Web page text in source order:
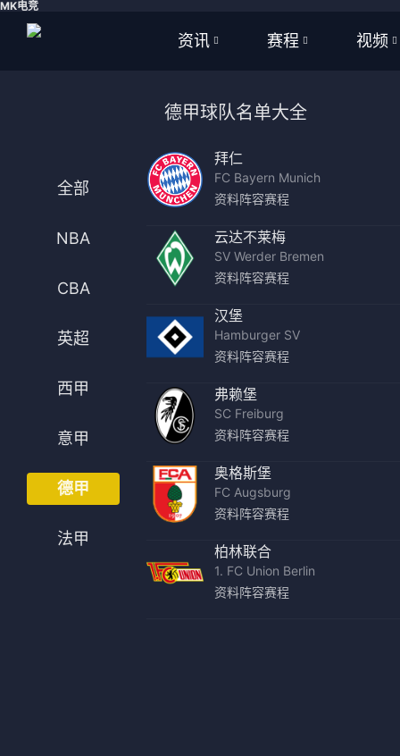
MK电竞
资讯
篮球
英超
意甲
法甲
欧冠
NBA
CBA
赛程
篮球
CBA
英超
意甲
法甲
视频
全部
NBA
CBA
英超
西甲
意甲
德甲
法甲
德甲球队名单大全
拜仁
FC Bayern Munich
资料阵容赛程
云达不莱梅
SV Werder Bremen
资料阵容赛程
汉堡
Hamburger SV
资料阵容赛程
弗赖堡
SC Freiburg
资料阵容赛程
奥格斯堡
FC Augsburg
资料阵容赛程
柏林联合
1. FC Union Berlin
资料阵容赛程